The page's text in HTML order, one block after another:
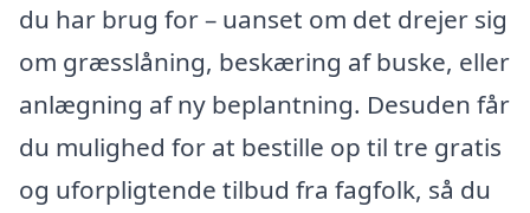
du har brug for – uanset om det drejer sig
om græsslåning, beskæring af buske, eller
anlægning af ny beplantning. Desuden får
du mulighed for at bestille op til tre gratis
og uforpligtende tilbud fra fagfolk, så du